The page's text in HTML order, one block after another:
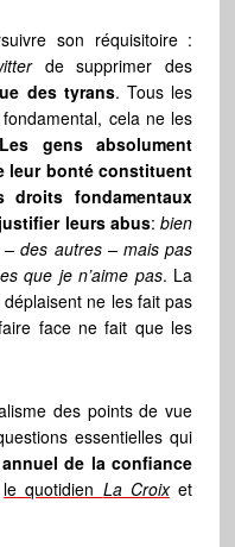
son réquisitoire :
de supprimer des
des tyrans. Tous les
cela ne les
Les gens absolument
leur bonté constituent
droits fondamentaux
leurs abus:bien
des autres – mais pas
que je n’aime pas. La
ne les fait pas
face ne fait que les
des points de vue
essentielles qui
de la confiance
le quotidien La Croixet